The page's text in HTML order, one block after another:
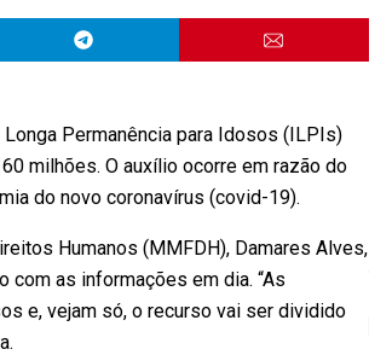
Permanência para Idosos (ILPIs)
milhões. O auxílio ocorre em razão do
do novo coronavírus (covid-19).
Humanos (MMFDH), Damares Alves,
as informações em dia. “As
e, vejam só, o recurso vai ser dividido